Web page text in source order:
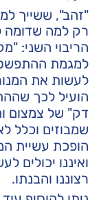
"זהב", ששייך
רק למה שדומה
הריבוי השני:
למגמת
לעשות את
הועיל לכך
דק" של צמצום
שמבוזים וכלל
הופכת עשיית
ואיננו יכולים
רצוננו והבנתו.